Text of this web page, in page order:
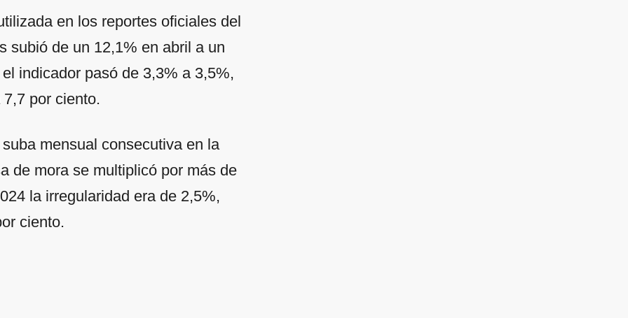
en los reportes oficiales del
subió de un 12,1% en abril a un
indicador pasó de 3,3% a 3,5%,
por ciento.
mensual consecutiva en la
de mora se multiplicó por más de
la irregularidad era de 2,5%,
ciento.